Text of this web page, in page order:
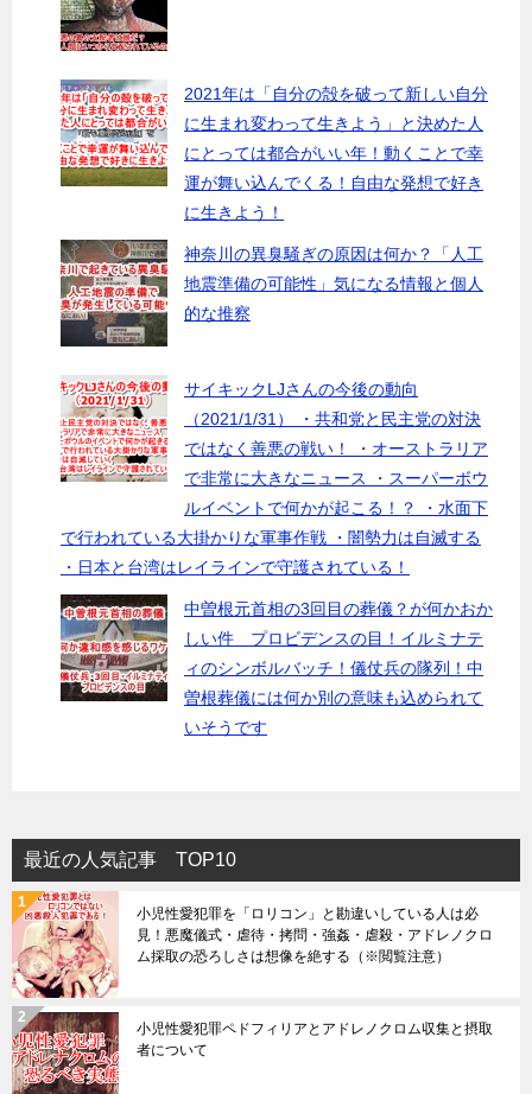
2021年は「自分の殻を破って新しい自分
に生まれ変わって生きよう」と決めた人
にとっては都合がいい年！動くことで幸
運が舞い込んでくる！自由な発想で好き
に生きよう！
神奈川の異臭騒ぎの原因は何か？「人工
地震準備の可能性」気になる情報と個人
的な推察
サイキックLJさんの今後の動向
（2021/1/31） ・共和党と民主党の対決
ではなく善悪の戦い！ ・オーストラリア
で非常に大きなニュース ・スーパーボウ
ルイベントで何かが起こる！？ ・水面下
で行われている大掛かりな軍事作戦 ・闇勢力は自滅する
・日本と台湾はレイラインで守護されている！
中曽根元首相の3回目の葬儀？が何かおか
しい件 プロビデンスの目！イルミナテ
ィのシンボルバッチ！儀仗兵の隊列！中
曽根葬儀には何か別の意味も込められて
いそうです
最近の人気記事 TOP10
小児性愛犯罪を「ロリコン」と勘違いしている人は必
見！悪魔儀式・虐待・拷問・強姦・虐殺・アドレノクロ
ム採取の恐ろしさは想像を絶する（※閲覧注意）
小児性愛犯罪ペドフィリアとアドレノクロム収集と摂取
者について